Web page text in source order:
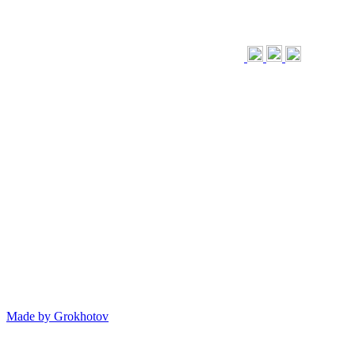
Made by Grokhotov